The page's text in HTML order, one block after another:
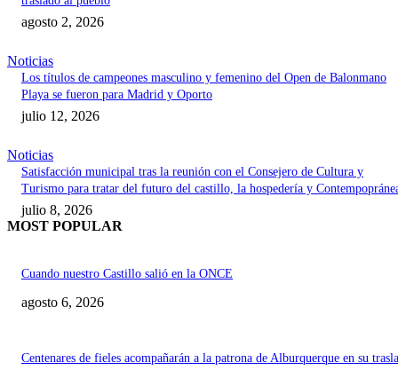
agosto 2, 2026
Noticias
Los títulos de campeones masculino y femenino del Open de Balonmano
Playa se fueron para Madrid y Oporto
julio 12, 2026
Noticias
Satisfacción municipal tras la reunión con el Consejero de Cultura y
Turismo para tratar del futuro del castillo, la hospedería y
julio 8, 2026
MOST POPULAR
Cuando nuestro Castillo salió en la ONCE
agosto 6, 2026
Centenares de fieles acompañarán a la patrona de Alburquerque en su